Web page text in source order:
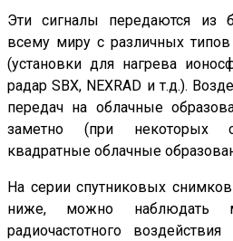
Эти сигналы передаются из
всему миру с различных
(установки для нагрева
радар SBX, NEXRAD и т.д.).
передач на облачные
заметно (при некоторых
квадратные облачные
На серии спутниковых
ниже, можно наблюдать
радиочастотного